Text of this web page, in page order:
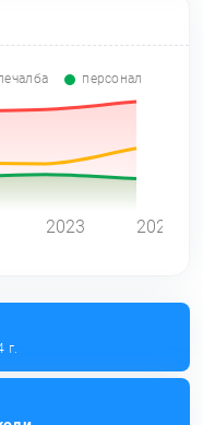
персонал
2023 2024
г.